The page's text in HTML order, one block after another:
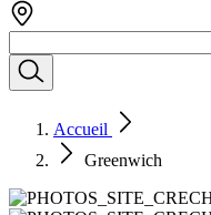
Accueil
Greenwich